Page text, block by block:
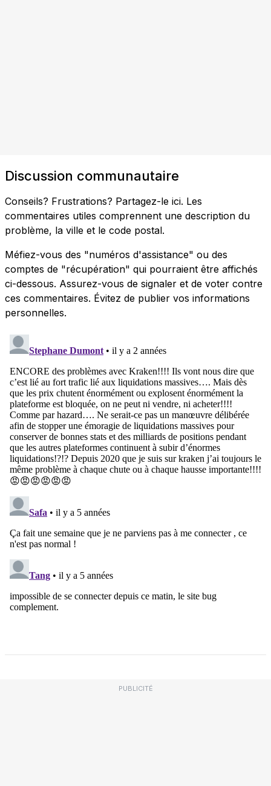
Discussion communautaire
Conseils? Frustrations? Partagez-le ici. Les
commentaires utiles comprennent une description du
problème, la ville et le code postal.
Méfiez-vous des "numéros d'assistance" ou des
comptes de "récupération" qui pourraient être affichés
ci-dessous. Assurez-vous de signaler et de voter contre
ces commentaires. Évitez de publier vos informations
personnelles.
PUBLICITÉ